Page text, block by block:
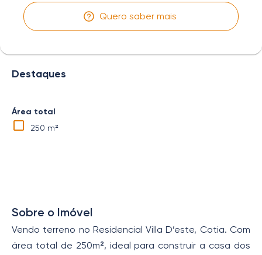
Quero saber mais
Destaques
Área total
250 m²
Sobre o Imóvel
Vendo terreno no Residencial Villa D’este, Cotia. Com
área total de 250m², ideal para construir a casa dos